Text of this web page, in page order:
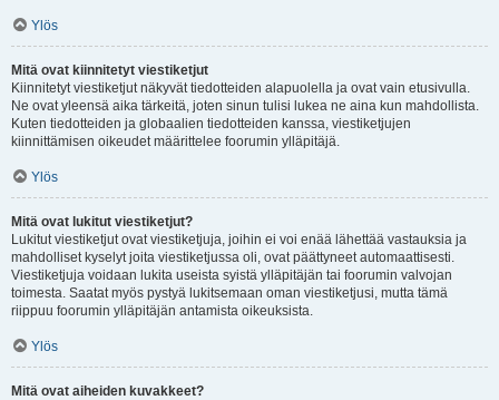
Ylös
Mitä ovat kiinnitetyt viestiketjut
Kiinnitetyt viestiketjut näkyvät tiedotteiden alapuolella ja ovat vain etusivulla.
Ne ovat yleensä aika tärkeitä, joten sinun tulisi lukea ne aina kun mahdollista.
Kuten tiedotteiden ja globaalien tiedotteiden kanssa, viestiketjujen
kiinnittämisen oikeudet määrittelee foorumin ylläpitäjä.
Ylös
Mitä ovat lukitut viestiketjut?
Lukitut viestiketjut ovat viestiketjuja, joihin ei voi enää lähettää vastauksia ja
mahdolliset kyselyt joita viestiketjussa oli, ovat päättyneet automaattisesti.
Viestiketjuja voidaan lukita useista syistä ylläpitäjän tai foorumin valvojan
toimesta. Saatat myös pystyä lukitsemaan oman viestiketjusi, mutta tämä
riippuu foorumin ylläpitäjän antamista oikeuksista.
Ylös
Mitä ovat aiheiden kuvakkeet?